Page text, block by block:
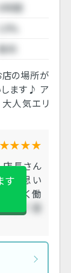
6時間
10%
料
店の場所が
します♪ ア
大人気エリ
店長さん
と思い
すごく働
イレで着
す